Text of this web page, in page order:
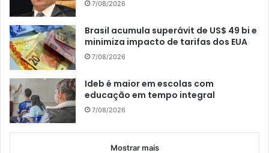
7/08/2026
Brasil acumula superávit de US$ 49 bi e
minimiza impacto de tarifas dos EUA
7/08/2026
Ideb é maior em escolas com
educação em tempo integral
7/08/2026
Mostrar mais